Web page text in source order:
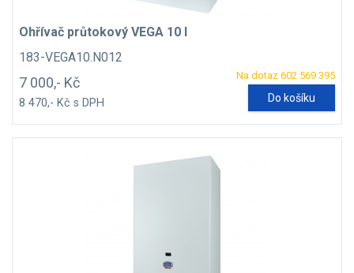
Ohřívač průtokový VEGA 10 l
183-VEGA10.N012
Na dotaz 602 569 395
7 000,- Kč
8 470,- Kč s DPH Do košíku